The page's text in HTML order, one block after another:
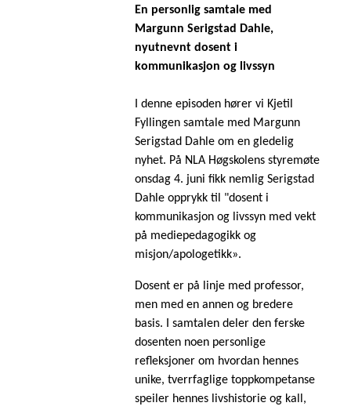
En personlig samtale med
Margunn Serigstad Dahle,
nyutnevnt dosent i
kommunikasjon og livssyn
I denne episoden hører vi Kjetil
Fyllingen samtale med Margunn
Serigstad Dahle om en gledelig
nyhet. På NLA Høgskolens styremøte
onsdag 4. juni fikk nemlig Serigstad
Dahle opprykk til "dosent i
kommunikasjon og livssyn med vekt
på mediepedagogikk og
misjon/apologetikk».
Dosent er på linje med professor,
men med en annen og bredere
basis. I samtalen deler den ferske
dosenten noen personlige
refleksjoner om hvordan hennes
unike, tverrfaglige toppkompetanse
speiler hennes livshistorie og kall,